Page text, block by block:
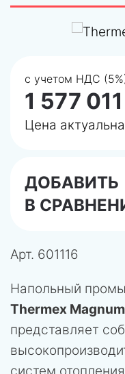
с учетом НДС
1 577
Цена
ДОБАВИТЬ
В
Арт. 601116
Напольный
Thermex
представляет
систем